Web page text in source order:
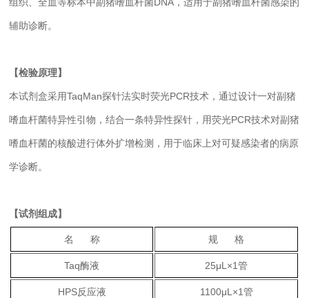
辅助诊断。
【检验原理】
本试剂盒采用TaqMan探针法实时荧光PCR技术，通过设计一对副猪
嗜血杆菌特异性引物，结合一条特异性探针，用荧光PCR技术对副猪
嗜血杆菌的核酸进行体外扩增检测，用于临床上对可疑感染者的病原
学诊断。
【试剂组成】
名 称 规 格
Taq酶液 25μL×1管
HPS反应液 1100μL×1管